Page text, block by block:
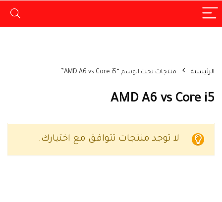
الرئيسية منتجات تحت الوسم “AMD A6 vs Core i5”
AMD A6 vs Core i5
لا توجد منتجات تتوافق مع اختيارك.